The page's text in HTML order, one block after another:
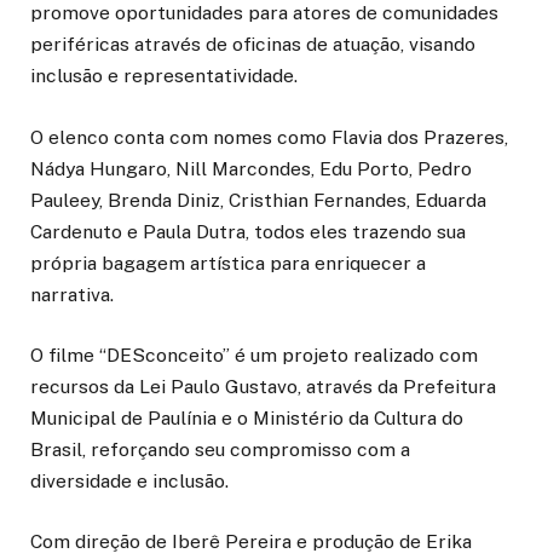
promove oportunidades para atores de comunidades
periféricas através de oficinas de atuação, visando
inclusão e representatividade.
O elenco conta com nomes como Flavia dos Prazeres,
Nádya Hungaro, Nill Marcondes, Edu Porto, Pedro
Pauleey, Brenda Diniz, Cristhian Fernandes, Eduarda
Cardenuto e Paula Dutra, todos eles trazendo sua
própria bagagem artística para enriquecer a
narrativa.
O filme “DESconceito” é um projeto realizado com
recursos da Lei Paulo Gustavo, através da Prefeitura
Municipal de Paulínia e o Ministério da Cultura do
Brasil, reforçando seu compromisso com a
diversidade e inclusão.
Com direção de Iberê Pereira e produção de Erika